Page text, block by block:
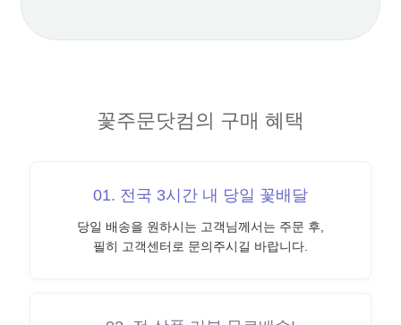
꽃주문닷컴의 구매 혜택
01. 전국 3시간 내 당일 꽃배달
당일 배송을 원하시는 고객님께서는 주문 후,
필히 고객센터로 문의주시길 바랍니다.